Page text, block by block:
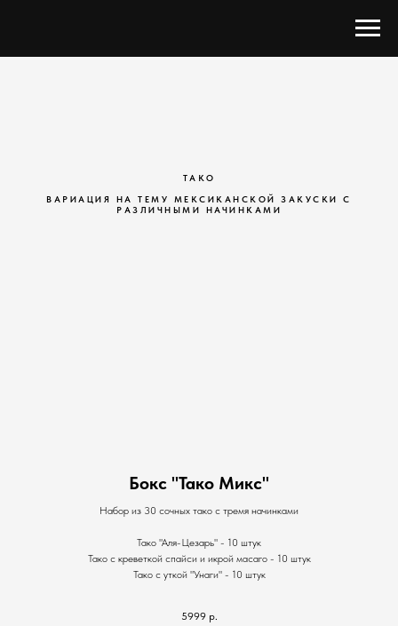
ТАКО
ВАРИАЦИЯ НА ТЕМУ МЕКСИКАНСКОЙ ЗАКУСКИ С
РАЗЛИЧНЫМИ НАЧИНКАМИ
Бокс "Тако Микс"
Набор из 30 сочных тако с тремя начинками
Тако "Аля-Цезарь" - 10 штук
Тако с креветкой спайси и икрой масаго - 10 штук
Тако с уткой "Унаги" - 10 штук
5999 р.